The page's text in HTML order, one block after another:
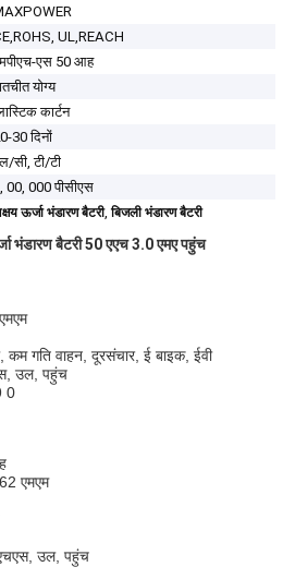
UL,REACH
एस 50 आह
योग्य
कार्टन
30 दिनों
सी, टी/टी
00, 000 पीसीएस
ऊर्जा भंडारण बैटरी,बिजली भंडारण बैटरी
भंडारण बैटरी 50 एएच 3.0 एमए पहुंच
कम गति वाहन, दूरसंचार, ई बाइक, ईवी
उल, पहुंच
0
एमएम
उल, पहुंच